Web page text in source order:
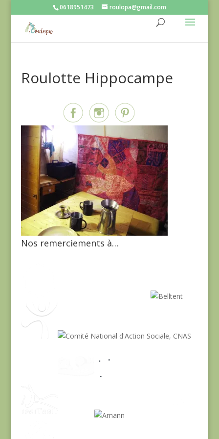
0618951473 roulopa@gmail.com
Roulotte Hippocampe
Nos remerciements à…